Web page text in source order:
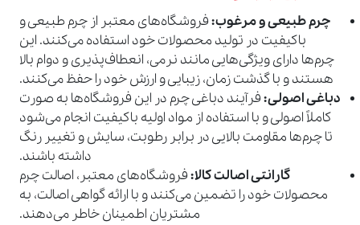
چرم طبیعی و مرغوب:فروشگاه‌های معتبر از چرم طبیعی و
باکیفیت در تولید محصولات خود استفاده می‌کنند. این
چرم‌ها دارای ویژگی‌هایی مانند نرمی، انعطاف‌پذیری و دوام بالا
هستند و با گذشت زمان، زیبایی و ارزش خود را حفظ می‌کنند.
دباغی اصولی:فرآیند دباغی چرم در این فروشگاه‌ها به صورت
کاملاً اصولی و با استفاده از مواد اولیه باکیفیت انجام می‌شود
تا چرم‌ها مقاومت بالایی در برابر رطوبت، سایش و تغییر رنگ
داشته باشند.
گارانتی اصالت کالا:فروشگاه‌های معتبر، اصالت چرم
محصولات خود را تضمین می‌کنند و با ارائه گواهی اصالت، به
مشتریان اطمینان خاطر می‌دهند.